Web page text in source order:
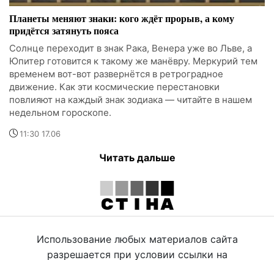
Планеты меняют знаки: кого ждёт прорыв, а кому
придётся затянуть пояса
Солнце переходит в знак Рака, Венера уже во Льве, а
Юпитер готовится к такому же манёвру. Меркурий тем
временем вот-вот развернётся в ретроградное
движение. Как эти космические перестановки
повлияют на каждый знак зодиака — читайте в нашем
недельном гороскопе.
11:30 17.06
Читать дальше
Использование любых материалов сайта
разрешается при условии ссылки на